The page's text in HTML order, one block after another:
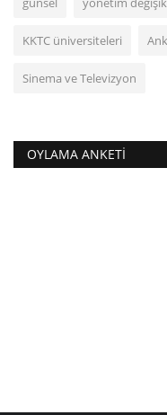
KKTC üniversiteleri
Sinema ve Televizyon
OYLAMA ANKETI